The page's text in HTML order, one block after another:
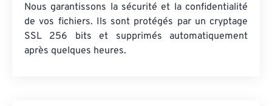
Nous garantissons la sécurité et la confidentialité
de vos fichiers. Ils sont protégés par un cryptage
SSL 256 bits et supprimés automatiquement
après quelques heures.